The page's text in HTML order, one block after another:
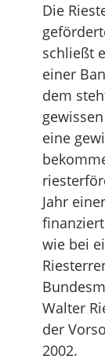
Die
schließt
einer
dem
eine
Jahr
wie bei
Walter
der
2002.